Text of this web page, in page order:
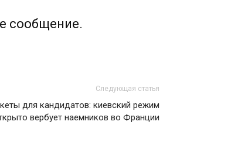
сообщение.
Следующая статья
для кандидатов: киевский режим
вербует наемников во Франции